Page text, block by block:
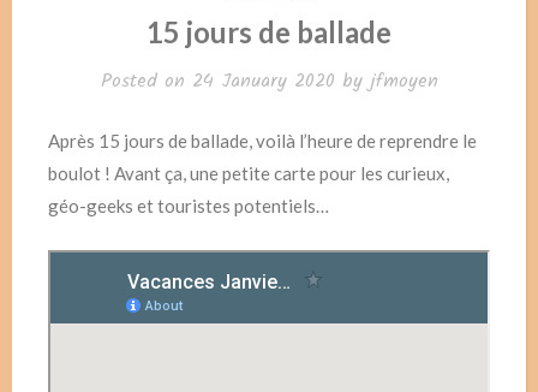
15 jours de ballade
Posted on 24 January 2020 by jfmoyen
Après 15 jours de ballade, voilà l’heure de reprendre le
boulot ! Avant ça, une petite carte pour les curieux,
géo-geeks et touristes potentiels…